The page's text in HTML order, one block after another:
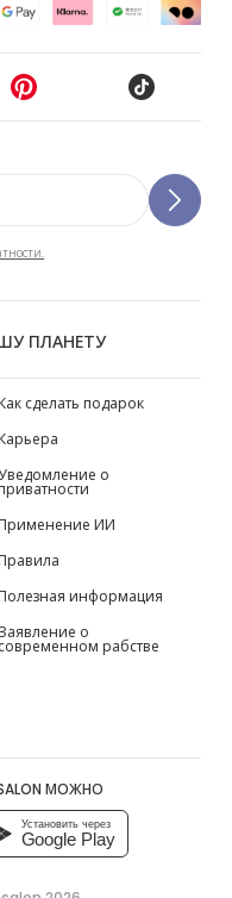
ПЛАНЕТУ
сделать подарок
о
ИИ
информация
Заявление о
рабстве
МОЖНО
Установить через
Google Play